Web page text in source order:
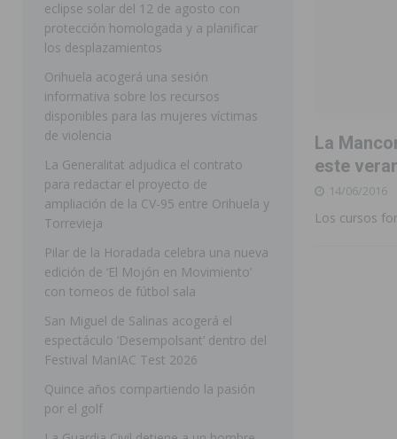
ORIHUELA
[ 05/08/2026 ]
La Policía Local de Rojales pone a
ROJALES
[ 05/08/2026 ] Bigastro celebra hoy el tercer día de
[ 05/08/2026 ] El pulso urbano de JC Reyes
[ 04/08/2026 ] Incendio de matorrales en Albatera
Los Montesinos clausura con éxito el
Programa Integra
MONTESINOS
[ 05/08/2026 ]
Orihuela ultima diferentes soluciones
[ 05/08/2026 ] Torrevieja presenta su programación
los desplazamientos
[ 05/08/2026 ]
Orihuela acogerá una sesión
La
este
14/06/2016
Los cursos
eclipse solar del 12 de agosto con
protección homologada y a planificar
los desplazamientos
Orihuela acogerá una sesión
informativa sobre los recursos
disponibles para las mujeres víctimas
de violencia
La Generalitat adjudica el contrato
para redactar el proyecto de
ampliación de la CV-95 entre Orihuela y
Torrevieja
Pilar de la Horadada celebra una nueva
edición de ‘El Mojón en Movimiento’
con torneos de fútbol sala
San Miguel de Salinas acogerá el
espectáculo ‘Desempolsant’ dentro del
Festival ManIAC Test 2026
Quince años compartiendo la pasión
por el golf